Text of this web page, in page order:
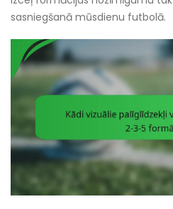
sasniegšanā mūsdienu futbolā.